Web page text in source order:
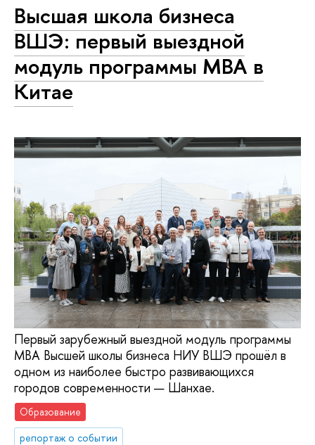
Высшая школа бизнеса
ВШЭ: первый выездной
модуль программы МВА в
Китае
Первый зарубежный выездной модуль программы
МВА Высшей школы бизнеса НИУ ВШЭ прошёл в
одном из наиболее быстро развивающихся
городов современности — Шанхае.
Образование
репортаж о событии